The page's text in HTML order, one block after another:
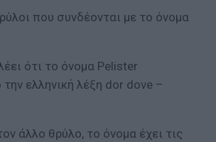
που συνδέονται με το όνομα
ότι το όνομα Pelister
ελληνική λέξη dor dove –
άλλο θρύλο, το όνομα έχει τις